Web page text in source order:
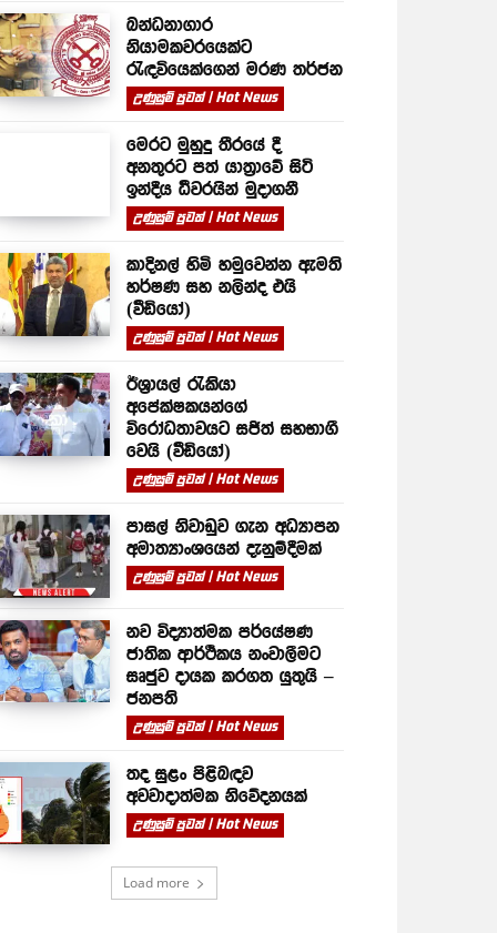
බන්ධනාගාර
නියාමකවරයෙක්ට
රැඳවියෙක්ගෙන් මරණ තර්ජන
උණුසුම් පුවත් | Hot News
මෙරට මුහුදු තීරයේ දී
අනතුරට පත් යාත්‍රාවේ සිටි
ඉන්දීය ධීවරයින් මුදාගනී
උණුසුම් පුවත් | Hot News
කාදිනල් හිමි හමුවෙන්න ඇමති
හර්ෂණ සහ නලින්ද එයි
(වීඩියෝ)
උණුසුම් පුවත් | Hot News
ඊශ්‍රායල් රැකියා
අපේක්ෂකයන්ගේ
විරෝධතාවයට සජිත් සහභාගී
වෙයි (වීඩියෝ)
උණුසුම් පුවත් | Hot News
පාසල් නිවාඩුව ගැන අධ්‍යාපන
අමාත්‍යාංශයෙන් දැනුම්දීමක්
උණුසුම් පුවත් | Hot News
නව විද්‍යාත්මක පර්යේෂණ
ජාතික ආර්ථිකය නංවාලීමට
සෘජුව දායක කරගත යුතුයි –
ජනපති
උණුසුම් පුවත් | Hot News
තද සුළං පිළිබඳව
අවවාදාත්මක නිවේදනයක්
උණුසුම් පුවත් | Hot News
Load more